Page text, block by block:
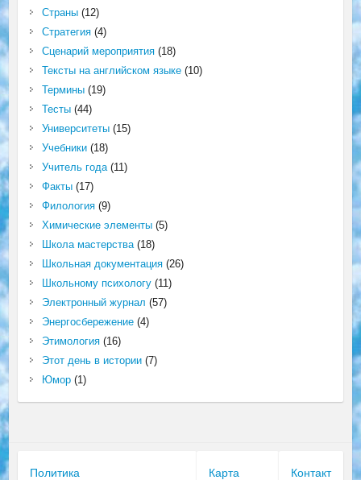
Страны(12)
Стратегия(4)
Сценарий мероприятия(18)
Тексты на английском языке(10)
Термины(19)
Тесты(44)
Университеты(15)
Учебники(18)
Учитель года(11)
Факты(17)
Филология(9)
Химические элементы(5)
Школа мастерства(18)
Школьная документация(26)
Школьному психологу(11)
Электронный журнал (57)
Энергосбережение(4)
Этимология(16)
Этот день в истории(7)
Юмор(1)
Политика
Карта
Контакт